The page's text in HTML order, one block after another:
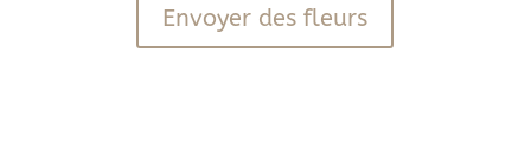
Envoyer des fleurs